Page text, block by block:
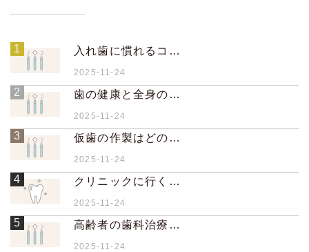
1 入れ歯に慣れるコツはありますか？
2025-11-24
2 歯の健康と全身の健康はどのように関係していますか？
2025-11-24
3 仮歯の作製はどのように行いますか？
2025-11-24
4 クリニックに行く際、靴を脱ぐ必要はありますか？
2025-11-24
5 高齢者の歯科治療で気をつけることは何ですか？
2025-11-24